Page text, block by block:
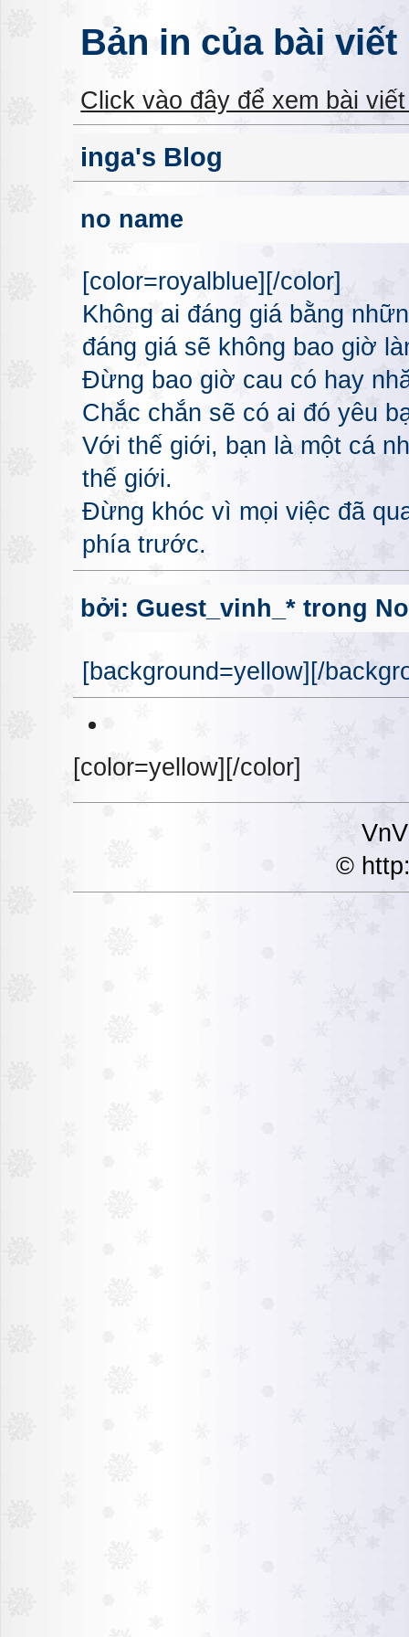
Bản in của bài viết
Click vào đây để xem bài
inga's Blog
no name
[color=royalblue][/color]
Không ai đáng giá bằng
đáng giá sẽ không bao giờ
Đừng bao giờ cau có hay
Chắc chắn sẽ có ai đó yêu
Với thế giới, bạn là một cá
thế giới.
Đừng khóc vì mọi việc đã
phía trước.
bởi: Guest_vinh_* trong
[background=yellow][/
[color=yellow][/color]
©